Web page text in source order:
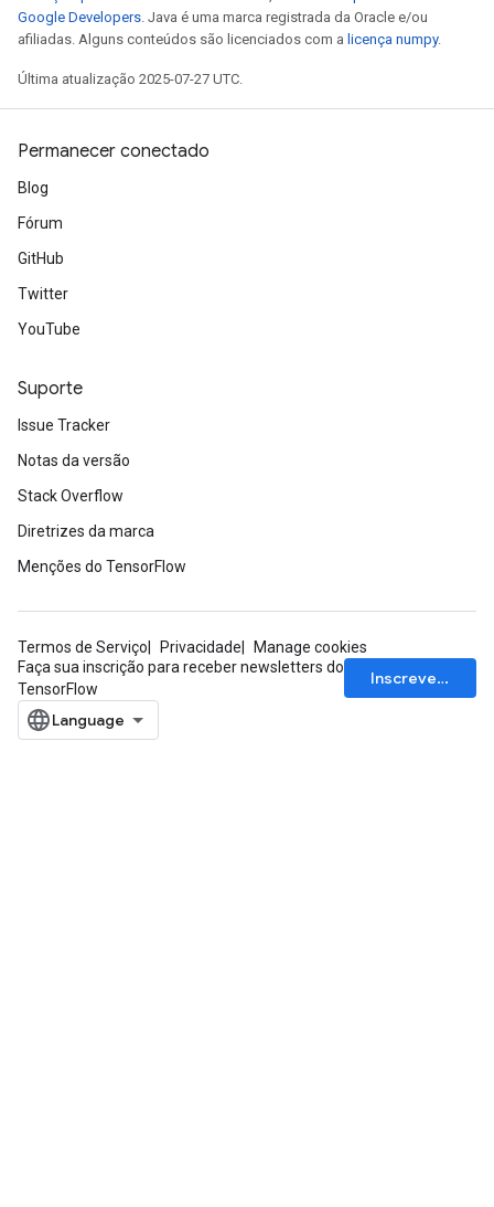
Google Developers. Java é uma marca registrada da Oracle e/ou
afiliadas. Alguns conteúdos são licenciados com a licença numpy.
Última atualização 2025-07-27 UTC.
Permanecer conectado
Blog
Fórum
GitHub
Twitter
YouTube
Suporte
Issue Tracker
Notas da versão
Stack Overflow
Diretrizes da marca
Menções do TensorFlow
Termos de Serviço Privacidade
Manage cookies
Faça sua inscrição para receber newsletters do
TensorFlow
Inscrever-se